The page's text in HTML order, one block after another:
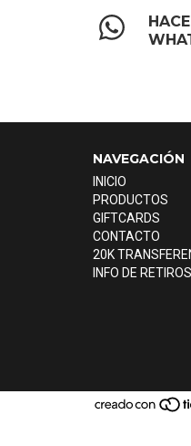
NAVEGACIÓN
INICIO
PRODUCTOS
GIFTCARDS
CONTACTO
20K
INFO DE RETIROS